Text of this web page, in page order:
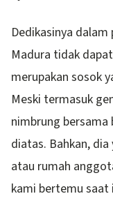
Dedikasinya
Madura tidak
merupakan sosok
Meski termasuk
nimbrung
diatas. Bahkan,
atau rumah
kami bertemu saat